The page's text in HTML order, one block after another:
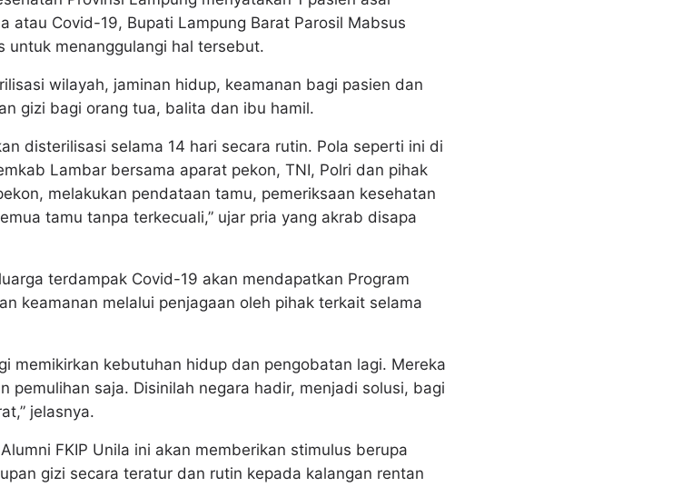
atau Covid-19, Bupati Lampung Barat Parosil Mabsus
untuk menanggulangi hal tersebut.
wilayah, jaminan hidup, keamanan bagi pasien dan
gizi bagi orang tua, balita dan ibu hamil.
disterilisasi selama 14 hari secara rutin. Pola seperti ini di
Lambar bersama aparat pekon, TNI, Polri dan pihak
melakukan pendataan tamu, pemeriksaan kesehatan
tamu tanpa terkecuali,” ujar pria yang akrab disapa
terdampak Covid-19 akan mendapatkan Program
keamanan melalui penjagaan oleh pihak terkait selama
memikirkan kebutuhan hidup dan pengobatan lagi. Mereka
pemulihan saja. Disinilah negara hadir, menjadi solusi, bagi
jelasnya.
FKIP Unila ini akan memberikan stimulus berupa
gizi secara teratur dan rutin kepada kalangan rentan